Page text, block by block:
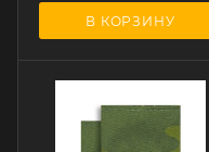
В КОРЗИНУ